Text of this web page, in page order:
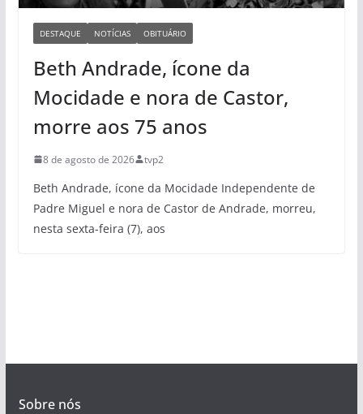
DESTAQUE NOTÍCIAS OBITUÁRIO
Beth Andrade, ícone da
Mocidade e nora de Castor,
morre aos 75 anos
8 de agosto de 2026 tvp2
Beth Andrade, ícone da Mocidade Independente de
Padre Miguel e nora de Castor de Andrade, morreu,
nesta sexta-feira (7), aos
Sobre nós